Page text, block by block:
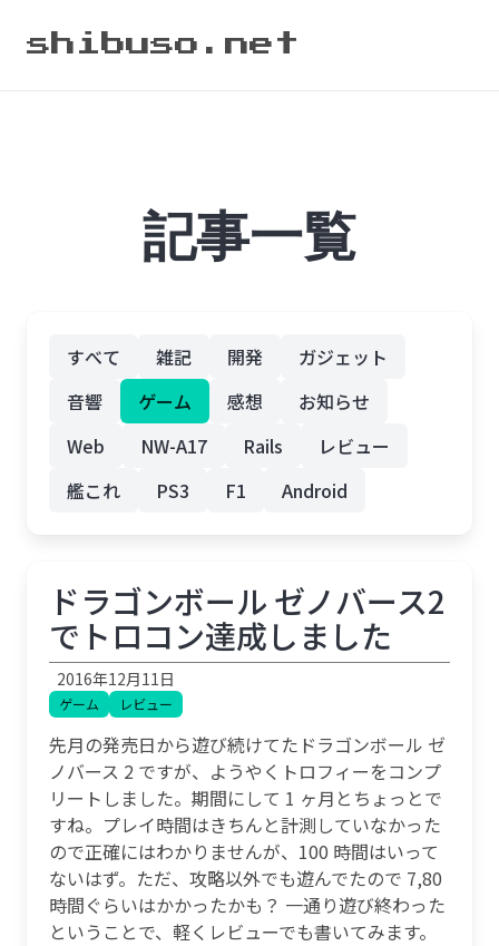
shibuso.net
記事一覧
すべて 雑記 開発
ガジェット
音響
ゲーム 感想
お知らせ
Web
NW-A17 Rails
レビュー
艦これ
PS3 F1 Android
ドラゴンボール ゼノバース2
でトロコン達成しました
2016年12月11日
ゲーム レビュー
先月の発売日から遊び続けてたドラゴンボール ゼ
ノバース 2 ですが、ようやくトロフィーをコンプ
リートしました。期間にして 1 ヶ月とちょっとで
すね。プレイ時間はきちんと計測していなかった
ので正確にはわかりませんが、100 時間はいって
ないはず。ただ、攻略以外でも遊んでたので 7,80
時間ぐらいはかかったかも？ 一通り遊び終わった
ということで、軽くレビューでも書いてみます。